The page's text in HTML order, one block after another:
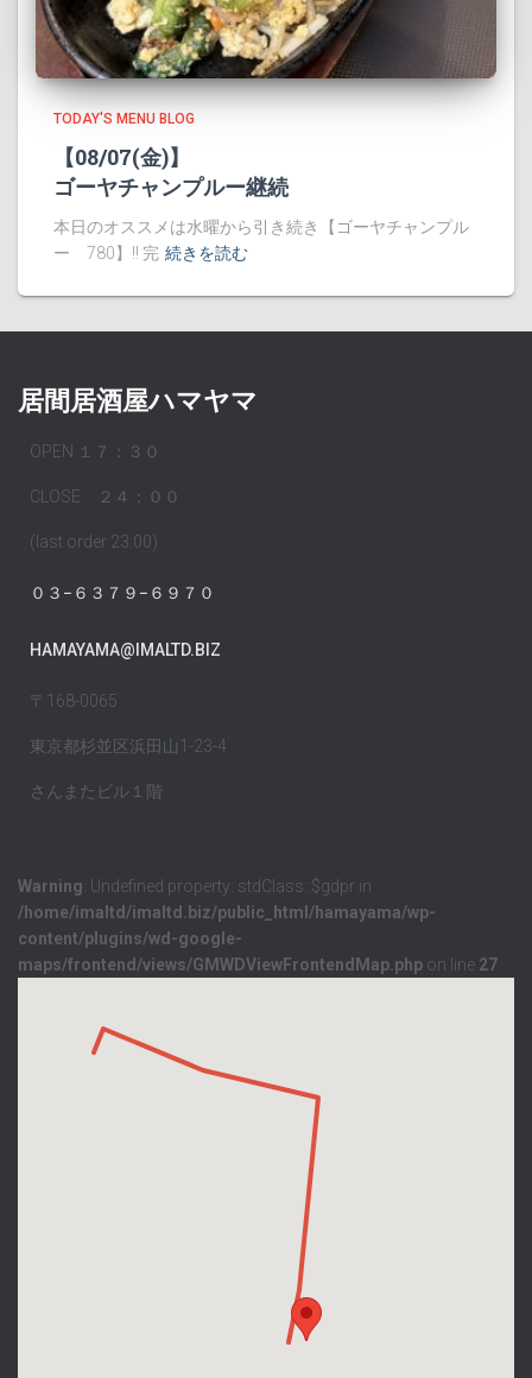
TODAY'S MENU BLOG
【08/07(金)】
ゴーヤチャンプルー継続
本日のオススメは水曜から引き続き【ゴーヤチャンプル
ー 780】!! 完 続きを読む
居間居酒屋ハマヤマ
OPEN １７：３０
CLOSE ２４：００
(last order 23:00)
０３−６３７９−６９７０
HAMAYAMA@IMALTD.BIZ
〒168-0065
東京都杉並区浜田山1-23-4
さんまたビル１階
Warning: Undefined property: stdClass::$gdpr in
/home/imaltd/imaltd.biz/public_html/hamayama/wp-
content/plugins/wd-google-
maps/frontend/views/GMWDViewFrontendMap.php on line 27